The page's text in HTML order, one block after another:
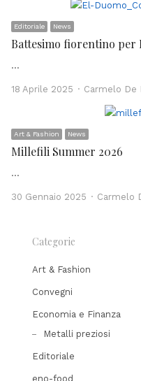
Editoriale News
Battesimo fiorentino per
…
18 Aprile 2025 Author
Carmelo De
Art & Fashion News
Millefili Summer 2026
…
30 Gennaio 2025 Author
Carmelo
Categorie
Art & Fashion
Convegni
Economia e Finanza
Metalli preziosi
Editoriale
eno-food